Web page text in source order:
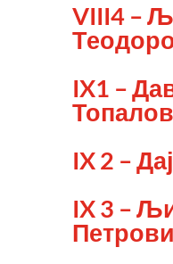
VIII4 –
IX1 –
IX 2 –
IX 3 –